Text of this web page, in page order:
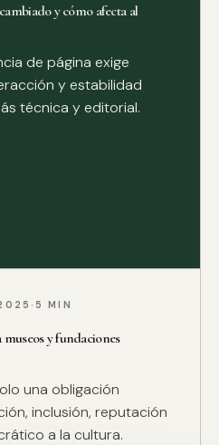
y cómo afecta al
de página exige
y estabilidad
técnica y editorial.
· 5 MIN
y fundaciones
una obligación
inclusión, reputación
a la cultura.